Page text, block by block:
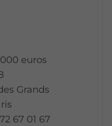
euros
Grands
67 01 67